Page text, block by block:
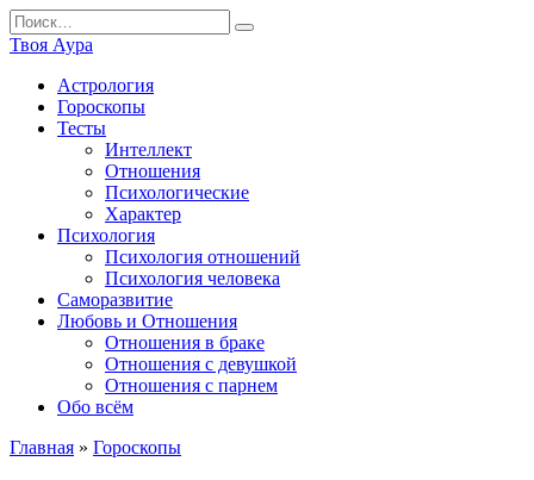
Перейти
к
содержанию
Search
for:
Твоя Аура
Астрология
Гороскопы
Тесты
Интеллект
Отношения
Психологические
Характер
Психология
Психология отношений
Психология человека
Саморазвитие
Любовь и Отношения
Отношения в браке
Отношения с девушкой
Отношения с парнем
Обо всём
Главная » Гороскопы